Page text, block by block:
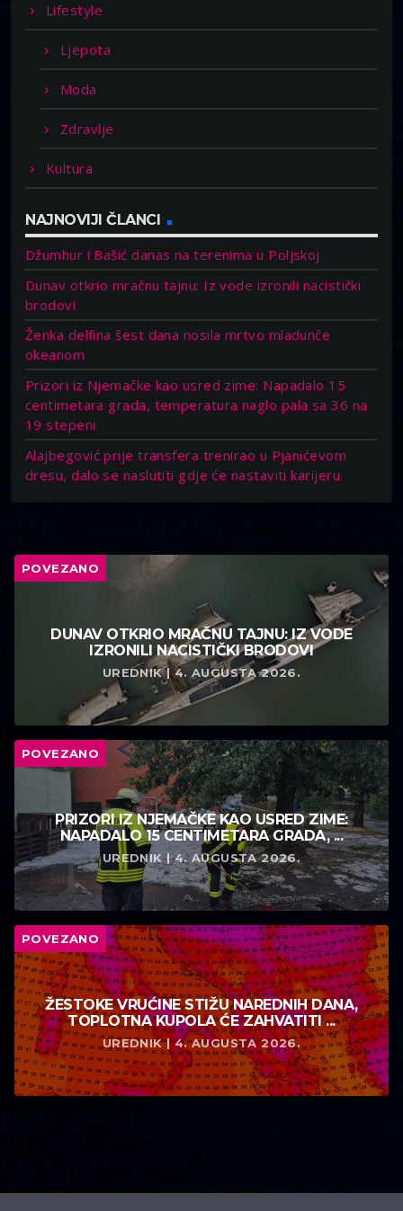
Lifestyle
Ljepota
Moda
Zdravlje
Kultura
NAJNOVIJI ČLANCI
Džumhur i Bašić danas na terenima u Poljskoj
Dunav otkrio mračnu tajnu: Iz vode izronili nacistički
brodovi
Ženka delfina šest dana nosila mrtvo mladunče
okeanom
Prizori iz Njemačke kao usred zime: Napadalo 15
centimetara grada, temperatura naglo pala sa 36 na
19 stepeni
Alajbegović prije transfera trenirao u Pjanićevom
dresu, dalo se naslutiti gdje će nastaviti karijeru
POVEZANO
DUNAV OTKRIO MRAČNU TAJNU: IZ VODE
IZRONILI NACISTIČKI BRODOVI
UREDNIK | 4. AUGUSTA 2026.
POVEZANO
PRIZORI IZ NJEMAČKE KAO USRED ZIME:
NAPADALO 15 CENTIMETARA GRADA, ...
UREDNIK | 4. AUGUSTA 2026.
POVEZANO
ŽESTOKE VRUĆINE STIŽU NAREDNIH DANA,
TOPLOTNA KUPOLA ĆE ZAHVATITI ...
UREDNIK | 4. AUGUSTA 2026.